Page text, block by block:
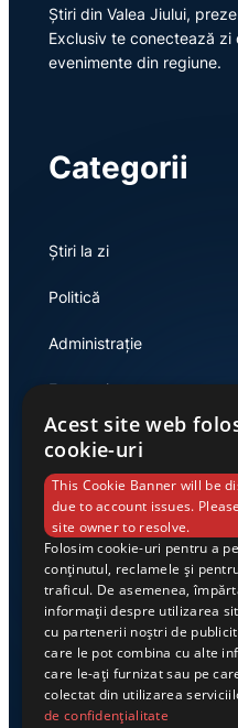
Știri din Valea Jiului,
Exclusiv te conectează
evenimente din regiune.
Categorii
Știri la zi
Politică
Administrație
Economie
Link-uri utile
Despre noi
Casa de editură Exclusiv
Acest site web
cookie-uri
This Cookie Banner will be
due to account issues.
site owner to resolve.
Folosim cookie-uri pentru a
conținutul, reclamele și
traficul. De asemenea,
informații despre utilizarea
cu partenerii noștri de
care le pot combina cu alte
care le-ați furnizat sau pe
colectat din utilizarea
de confidențialitate